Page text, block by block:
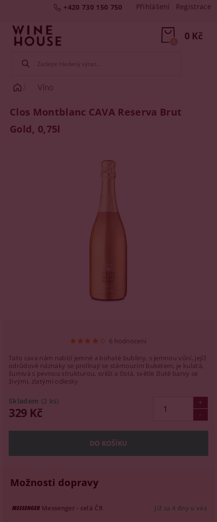
+420 730 150 750 Přihlášení Registrace
0 Kč
0
Víno
Clos Montblanc CAVA Reserva Brut
Gold, 0,75l
6 hodnocení
Tato cava nám nabízí jemné a bohaté bubliny, s jemnou vůní, jejíž
odrůdové náznaky se prolínají se stárnoucím buketem, je kulatá,
šumivá s pevnou strukturou, svěží a čistá, světle žluté barvy se
živými, zlatými odlesky
Skladem (2 ks)
329 Kč
Možnosti dopravy
Messenger - celá ČR již za 4 dny u vás